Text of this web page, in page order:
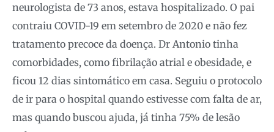
neurologista de 73 anos, estava hospitalizado. O pai
contraiu COVID-19 em setembro de 2020 e não fez
tratamento precoce da doença. Dr Antonio tinha
comorbidades, como fibrilação atrial e obesidade, e
ficou 12 dias sintomático em casa. Seguiu o protocolo
de ir para o hospital quando estivesse com falta de ar,
mas quando buscou ajuda, já tinha 75% de lesão